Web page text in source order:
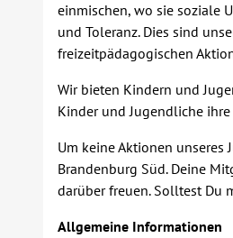
einmischen, wo sie soziale
und Toleranz. Dies sind
freizeitpädagogischen
Wir bieten Kindern und
Kinder und Jugendliche
Um keine Aktionen unseres
Brandenburg Süd. Deine
darüber freuen. Solltest Du
Allgemeine Informationen